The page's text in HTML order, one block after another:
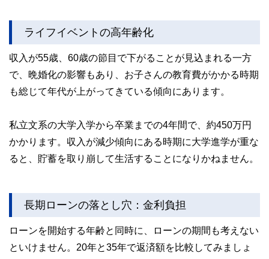
ライフイベントの高年齢化
収入が55歳、60歳の節目で下がることが見込まれる一方
で、晩婚化の影響もあり、お子さんの教育費がかかる時期
も総じて年代が上がってきている傾向にあります。
私立文系の大学入学から卒業までの4年間で、約450万円
かかります。収入が減少傾向にある時期に大学進学が重な
ると、貯蓄を取り崩して生活することになりかねません。
長期ローンの落とし穴：金利負担
ローンを開始する年齢と同時に、ローンの期間も考えない
といけません。20年と35年で返済額を比較してみましょ